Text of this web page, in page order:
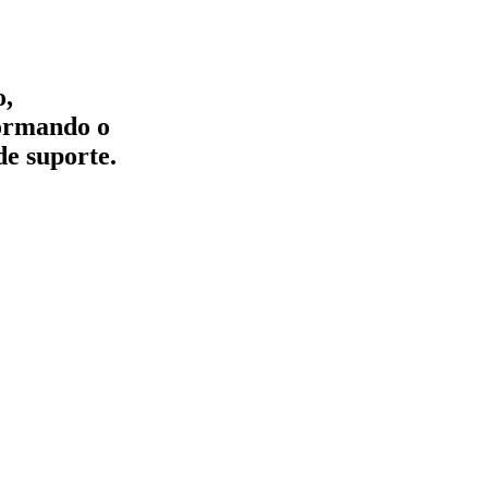
o
suporte.